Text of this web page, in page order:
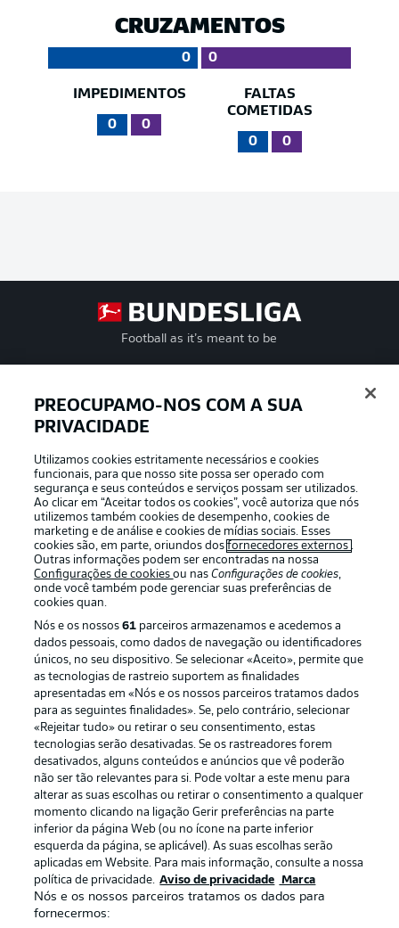
CRUZAMENTOS
0 0
IMPEDIMENTOS
0 0
FALTAS
COMETIDAS
0 0
Football as it’s meant to be
APLICATIVO DA BUNDESLIGA
Oferecido por
Publicidade Avisos legais
Gerir preferências Aviso de privacidade
Trabalhe conosco
Marca Contato
Jogadores
PREOCUPAMO-NOS COM A SUA
PRIVACIDADE
Utilizamos cookies estritamente necessários e cookies
funcionais, para que nosso site possa ser operado com
segurança e seus conteúdos e serviços possam ser utilizados.
Ao clicar em “Aceitar todos os cookies”, você autoriza que nós
utilizemos também cookies de desempenho, cookies de
marketing e de análise e cookies de mídias sociais. Esses
cookies são, em parte, oriundos dosfornecedores externos .
Outras informações podem ser encontradas na nossa
Configurações de cookiesou nasConfigurações de cookies,
onde você também pode gerenciar suas preferências de
cookies quan.
Nós e os nossos61 parceiros armazenamos e acedemos a
dados pessoais, como dados de navegação ou identificadores
únicos, no seu dispositivo. Se selecionar «Aceito», permite que
as tecnologias de rastreio suportem as finalidades
apresentadas em «Nós e os nossos parceiros tratamos dados
para as seguintes finalidades». Se, pelo contrário, selecionar
«Rejeitar tudo» ou retirar o seu consentimento, estas
tecnologias serão desativadas. Se os rastreadores forem
desativados, alguns conteúdos e anúncios que vê poderão
não ser tão relevantes para si. Pode voltar a este menu para
alterar as suas escolhas ou retirar o consentimento a qualquer
momento clicando na ligação Gerir preferências na parte
inferior da página Web (ou no ícone na parte inferior
esquerda da página, se aplicável). As suas escolhas serão
aplicadas em Website. Para mais informação, consulte a nossa
política de privacidade. Aviso de privacidade Marca
Nós e os nossos parceiros tratamos os dados para
fornecermos: